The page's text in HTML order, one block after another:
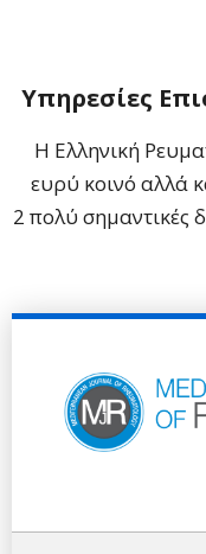
Υπηρεσίες
Η Ελληνική
ευρύ κοινό αλλά
2 πολύ σημαντικές